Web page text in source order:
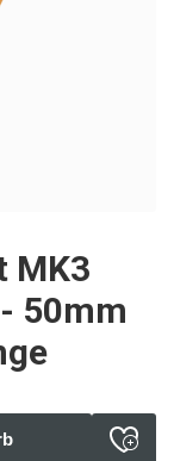
MK3
50mm